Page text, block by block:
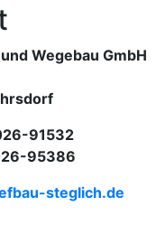
Wegebau GmbH
91532
95386
steglich.de